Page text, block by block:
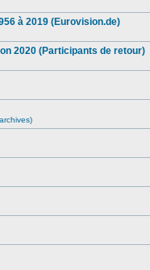
à 2019 (Eurovision.de)
2020 (Participants de retour)